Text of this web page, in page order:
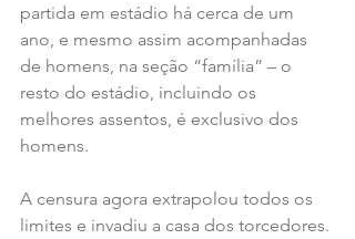
partida em estádio há cerca de um
ano, e mesmo assim acompanhadas
de homens, na seção “família” – o
resto do estádio, incluindo os
melhores assentos, é exclusivo dos
homens.
A censura agora extrapolou todos os
limites e invadiu a casa dos torcedores.